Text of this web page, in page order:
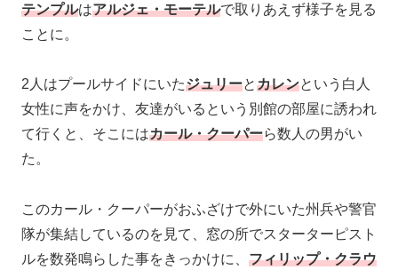
テンプルはアルジェ・モーテルで取りあえず様子を見る
ことに。
2人はプールサイドにいたジュリーとカレンという白人
女性に声をかけ、友達がいるという別館の部屋に誘われ
て行くと、そこにはカール・クーパーら数人の男がい
た。
このカール・クーパーがおふざけで外にいた州兵や警官
隊が集結しているのを見て、窓の所でスターターピスト
ルを数発鳴らした事をきっかけに、 フィリップ・クラウ